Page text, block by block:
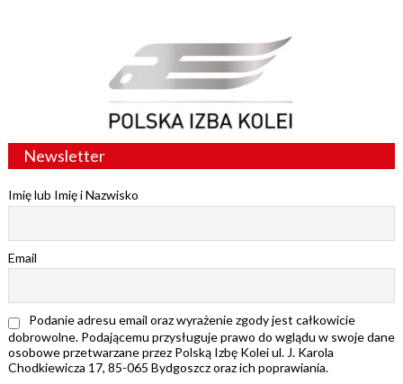
Newsletter
Imię lub Imię i Nazwisko
Email
Podanie adresu email oraz wyrażenie zgody jest całkowicie
dobrowolne. Podającemu przysługuje prawo do wglądu w swoje dane
osobowe przetwarzane przez Polską Izbę Kolei ul. J. Karola
Chodkiewicza 17, 85-065 Bydgoszcz oraz ich poprawiania.